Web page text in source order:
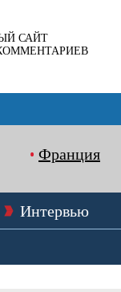
САЙТ
Франция
Интервью